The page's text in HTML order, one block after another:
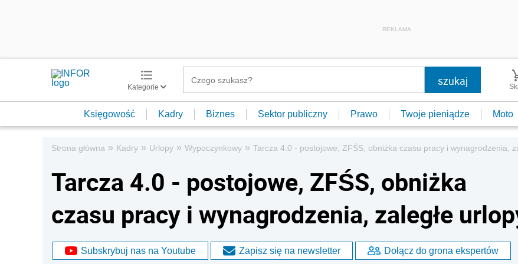
REKLAMA
Kategorie
Księgowość Kadry Biznes Sektor publiczny Prawo Twoje pieniądze Moto
Strona główna » Kadry » Urlopy » Wypoczynkowy » Tarcza 4.0 - postojowe, ZFŚS, obniżka czasu pracy i wynagrodzenia,
Tarcza 4.0 - postojowe, ZFŚS, obniżka
czasu pracy i wynagrodzenia, zaległe
Subskrybuj nas na Youtube Zapisz się na newsletter Dołącz do grona ekspertów